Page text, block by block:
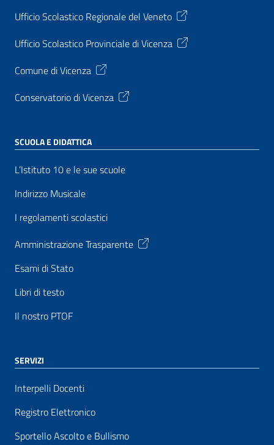
Ufficio Scolastico Regionale del Veneto
Ufficio Scolastico Provinciale di Vicenza
Comune di Vicenza
Conservatorio di Vicenza
SCUOLA E DIDATTICA
L’Istituto 10 e le sue scuole
Indirizzo Musicale
I regolamenti scolastici
Amministrazione Trasparente
Esami di Stato
Libri di testo
Il nostro PTOF
SERVIZI
Interpelli Docenti
Registro Elettronico
Sportello Ascolto e Bullismo